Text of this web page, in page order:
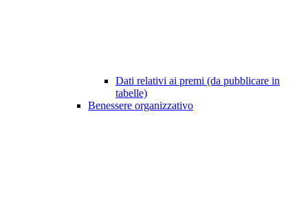
Dati relativi ai premi (da pubblicare in
tabelle)
Benessere organizzativo